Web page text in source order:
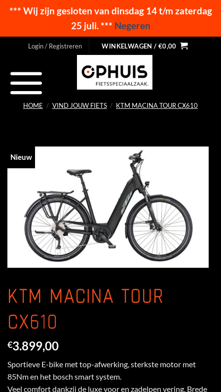
*** Wij zijn gesloten van dinsdag 14 t/m zaterdag
25 juli. *** Negeren
Login / Registreren WINKELWAGEN / €0,00
HOME / VIND JOUW FIETS / KTM MACINA TOUR CX610
Nieuw
KTM MACINA TOUR
CX610
€3.899,00
Sportieve E-bike met top-afwerking, sterkste motor met
85Nm en het bosch smart system.
Veel comfort dankzij de luxe voor en zadelpen vering. Brede